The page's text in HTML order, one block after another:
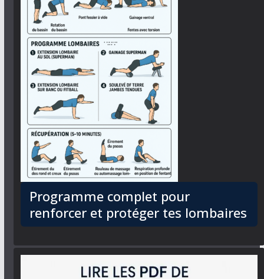
Programme complet pour
renforcer et protéger tes lombaires